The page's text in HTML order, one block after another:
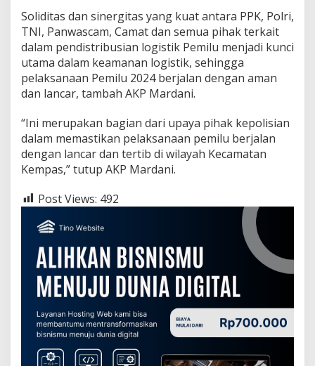
m
i
l
u
Soliditas dan sinergitas yang kuat antara PPK, Polri,
TNI, Panwascam, Camat dan semua pihak terkait
dalam pendistribusian logistik Pemilu menjadi kunci
utama dalam keamanan logistik, sehingga
pelaksanaan Pemilu 2024 berjalan dengan aman
dan lancar, tambah AKP Mardani.
“Ini merupakan bagian dari upaya pihak kepolisian
dalam memastikan pelaksanaan pemilu berjalan
dengan lancar dan tertib di wilayah Kecamatan
Kempas,” tutup AKP Mardani.
Post Views: 492